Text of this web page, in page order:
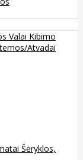
Valai Kibimo
Atvadai
Šėryklos,